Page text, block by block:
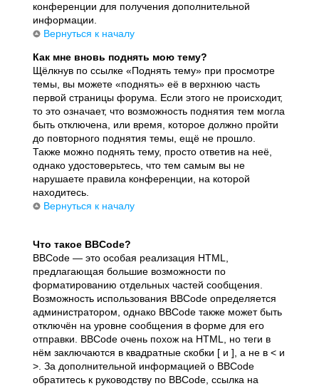
конференции для получения дополнительной
информации.
Вернуться к началу
Как мне вновь поднять мою тему?
Щёлкнув по ссылке «Поднять тему» при просмотре
темы, вы можете «поднять» её в верхнюю часть
первой страницы форума. Если этого не происходит,
то это означает, что возможность поднятия тем могла
быть отключена, или время, которое должно пройти
до повторного поднятия темы, ещё не прошло.
Также можно поднять тему, просто ответив на неё,
однако удостоверьтесь, что тем самым вы не
нарушаете правила конференции, на которой
находитесь.
Вернуться к началу
Что такое BBCode?
BBCode — это особая реализация HTML,
предлагающая большие возможности по
форматированию отдельных частей сообщения.
Возможность использования BBCode определяется
администратором, однако BBCode также может быть
отключён на уровне сообщения в форме для его
отправки. BBCode очень похож на HTML, но теги в
нём заключаются в квадратные скобки [ и ], а не в < и
>. За дополнительной информацией о BBCode
обратитесь к руководству по BBCode, ссылка на